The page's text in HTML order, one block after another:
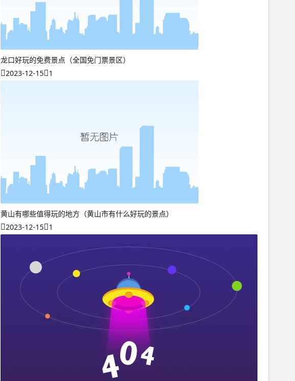
龙口好玩的免费景点（全国免门票景区）
2023-12-15 1
黄山有哪些值得玩的地方（黄山市有什么好玩的景点）
2023-12-15 1